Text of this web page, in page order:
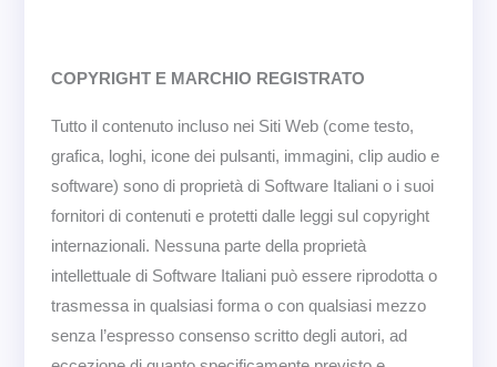
COPYRIGHT E MARCHIO REGISTRATO
Tutto il contenuto incluso nei Siti Web (come testo,
grafica, loghi, icone dei pulsanti, immagini, clip audio e
software) sono di proprietà di Software Italiani o i suoi
fornitori di contenuti e protetti dalle leggi sul copyright
internazionali. Nessuna parte della proprietà
intellettuale di Software Italiani può essere riprodotta o
trasmessa in qualsiasi forma o con qualsiasi mezzo
senza l’espresso consenso scritto degli autori, ad